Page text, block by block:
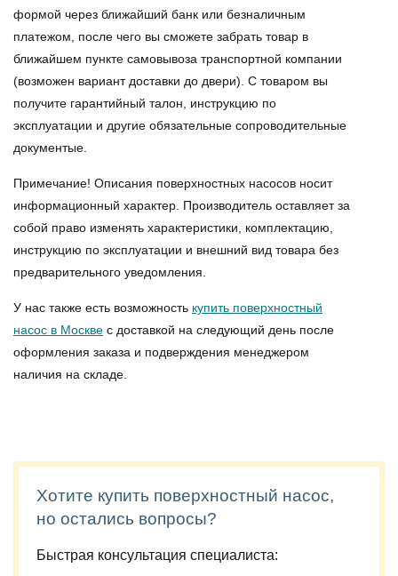
формой через ближайший банк или безналичным
платежом, после чего вы сможете забрать товар в
ближайшем пункте самовывоза транспортной компании
(возможен вариант доставки до двери). С товаром вы
получите гарантийный талон, инструкцию по
эксплуатации и другие обязательные сопроводительные
документые.
Примечание! Описания поверхностных насосов носит
информационный характер. Производитель оставляет за
собой право изменять характеристики, комплектацию,
инструкцию по эксплуатации и внешний вид товара без
предварительного уведомления.
У нас также есть возможность купить поверхностный
насос в Москве с доставкой на следующий день после
оформления заказа и подверждения менеджером
наличия на складе.
Хотите купить поверхностный насос,
но остались вопросы?
Быстрая консультация специалиста: